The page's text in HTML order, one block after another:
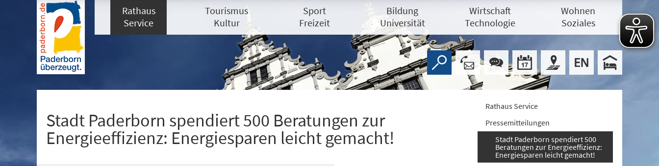
Assistenzsoftware
Rathaus
Service
Tourismus
Kultur
Sport
Freizeit
Bildung
Universität
Wirtschaft
Technologie
Wohnen
Soziales
Stadt Paderborn spendiert 500 Beratungen zur
Energieeffizienz: Energiesparen leicht gemacht!
Rathaus Service
Pressemitteilungen
Stadt Paderborn spendiert 500
Beratungen zur Energieeffizienz:
Energiesparen leicht gemacht!